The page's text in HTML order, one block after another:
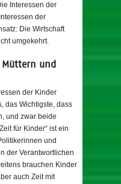
Interessen der
der
Die Wirtschaft
umgekehrt.
und
der Kinder
das Wichtigste, dass
und zwar beide
für Kinder“ ist ein
und
der Verantwortlichen
brauchen Kinder
auch Zeit mit